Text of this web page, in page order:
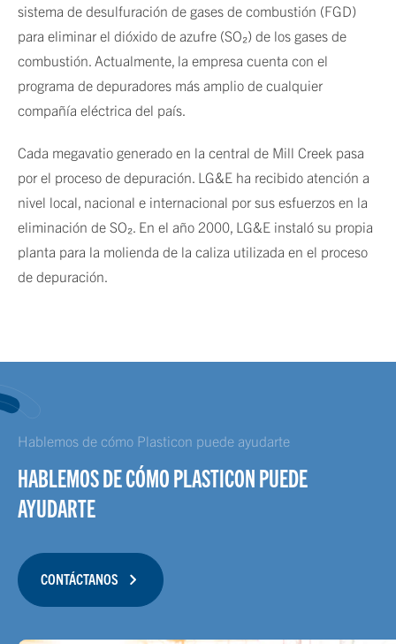
sistema de desulfuración de gases de combustión (FGD)
para eliminar el dióxido de azufre (SO₂) de los gases de
combustión. Actualmente, la empresa cuenta con el
programa de depuradores más amplio de cualquier
compañía eléctrica del país.
Cada megavatio generado en la central de Mill Creek pasa
por el proceso de depuración. LG&E ha recibido atención a
nivel local, nacional e internacional por sus esfuerzos en la
eliminación de SO₂. En el año 2000, LG&E instaló su propia
planta para la molienda de la caliza utilizada en el proceso
de depuración.
Hablemos de cómo Plasticon puede ayudarte
HABLEMOS DE CÓMO PLASTICON PUEDE
AYUDARTE
CONTÁCTANOS